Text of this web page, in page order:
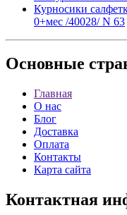
Курносики
0+мес /40028/ N 63
Основные
Главная
О нас
Блог
Доставка
Оплата
Контакты
Карта сайта
Контактная